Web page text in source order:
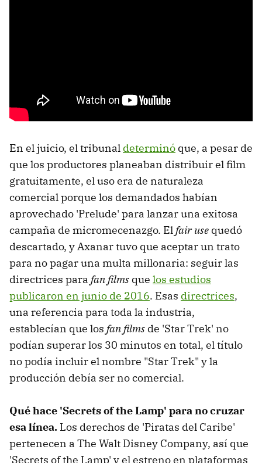
En el juicio, el tribunal determinó que, a pesar de
que los productores planeaban distribuir el film
gratuitamente, el uso era de naturaleza
comercial porque los demandados habían
aprovechado 'Prelude' para lanzar una exitosa
campaña de micromecenazgo. Elfair use quedó
descartado, y Axanar tuvo que aceptar un trato
para no pagar una multa millonaria: seguir las
directrices para fan films que los estudios
publicaron en junio de 2016. Esas directrices,
una referencia para toda la industria,
establecían que los fan films de 'Star Trek' no
podían superar los 30 minutos en total, el título
no podía incluir el nombre "Star Trek" y la
producción debía ser no comercial.
Qué hace 'Secrets of the Lamp' para no cruzar
esa línea. Los derechos de 'Piratas del Caribe'
pertenecen a The Walt Disney Company, así que
'Secrets of the Lamp' y el estreno en plataformas